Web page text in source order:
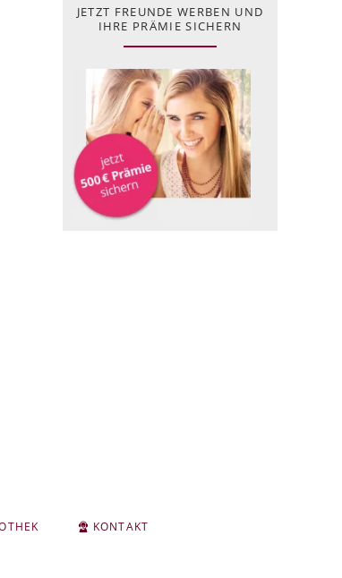
JETZT FREUNDE WERBEN UND
IHRE PRÄMIE SICHERN
KONTAKT